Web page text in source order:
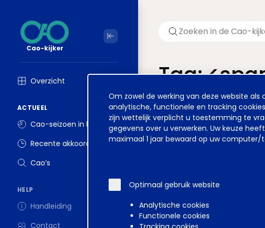
Cookie
melding
Om zowel de werking van deze website
analytische, functionele en tracking
zijn wettelijk verplicht u toestemming te
gegevens over u verwerken. Uw keuze
maximaal 1 jaar bewaard op uw
Optimaal gebruik website
Analytische cookies
Functionele cookies
Cao-kijker
Overzicht
ACTUEEL
Cao-seizoen in beeld
Recente akkoorden
Cao’s
HELP
Handleiding
Contact
Tag:
Welkom op vernieuwde
Disclaimer Voorwaarden